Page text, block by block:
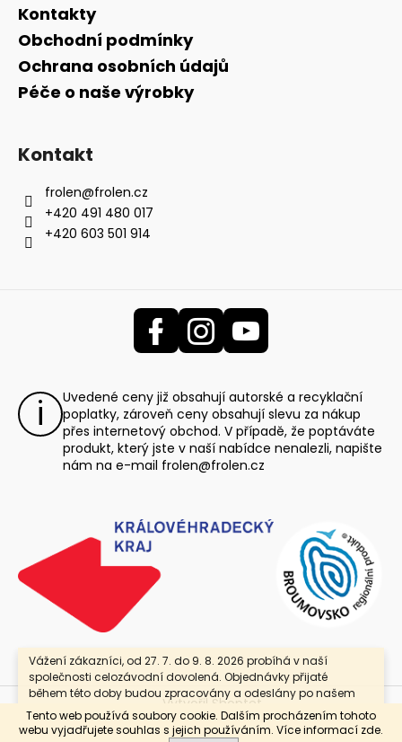
Tento web používá soubory cookie. Dalším procházením tohoto
webu vyjadřujete souhlas s jejich používáním. Více informací zde.
Vážení zákazníci, od 27. 7. do 9. 8. 2026 probíhá v naší
společnosti celozávodní dovolená. Objednávky přijaté
během této doby budou zpracovány a odeslány po našem
návratu. Jako poděkování za Vaši trpělivost nabízíme
slevu 25 % se slevovým kódem „DOVOLENA“. Platí pouze pro
Kontakty
Obchodní podmínky
Ochrana osobních údajů
Péče o naše výrobky
Kontakt
frolen@frolen.cz
+420 491 480 017
+420 603 501 914
Uvedené ceny již obsahují autorské a recyklační
poplatky, zároveň ceny obsahují slevu za nákup
přes internetový obchod. V případě, že poptáváte
produkt, který jste v naší nabídce nenalezli, napište
nám na e-mail frolen@frolen.cz
Vytvořil Shoptet
Copyright 2026Frolen, Linex-export, s.r.o. Všechna